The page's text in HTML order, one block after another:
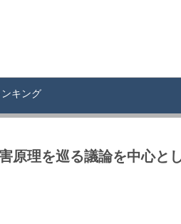
ンキング
原理を巡る議論を中心と